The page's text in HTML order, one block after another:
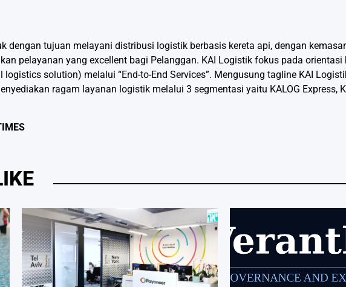
dengan tujuan melayani distribusi logistik berbasis kereta api, dengan
pelayanan yang excellent bagi Pelanggan. KAI Logistik fokus pada
solution) melalui “End-to-End Services”. Mengusung tagline KAI
ragam layanan logistik melalui 3 segmentasi yaitu KALOG Express,